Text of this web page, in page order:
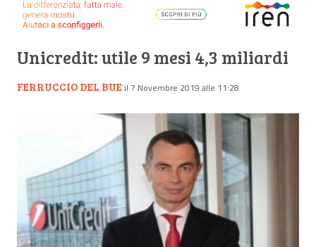
Unicredit: utile 9 mesi 4,3 miliardi
FERRUCCIO DEL BUE il 7 Novembre 2019 alle 11:28